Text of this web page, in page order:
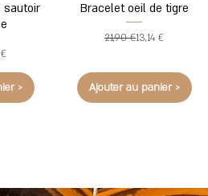
sautoir
>
Bracelet oeil de tigre
Prix original
21,90 €Prix promotionnel
13,14 €
Ajouter au panier >